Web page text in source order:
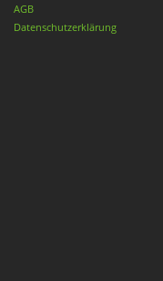
AGB
Datenschutzerklärung